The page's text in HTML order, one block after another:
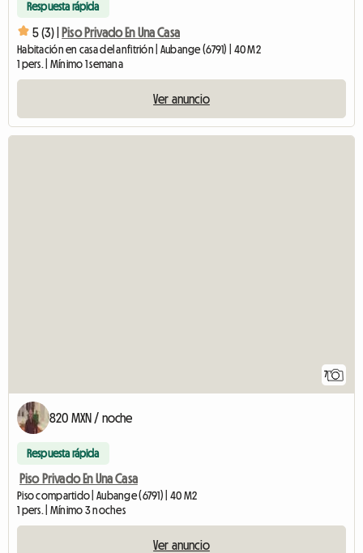
Respuesta rápida
5 (3) | Piso Privado En Una Casa
Habitación en casa del anfitrión | Aubange (6791) | 40 M2
1 pers. | Mínimo 1 semana
Ver anuncio
7
820 MXN / noche
Respuesta rápida
Piso Privado En Una Casa
Piso compartido | Aubange (6791) | 40 M2
1 pers. | Mínimo 3 noches
Ver anuncio